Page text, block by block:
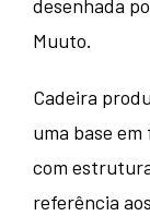
desenhada
Muuto.
Cadeira
uma base
com
referência